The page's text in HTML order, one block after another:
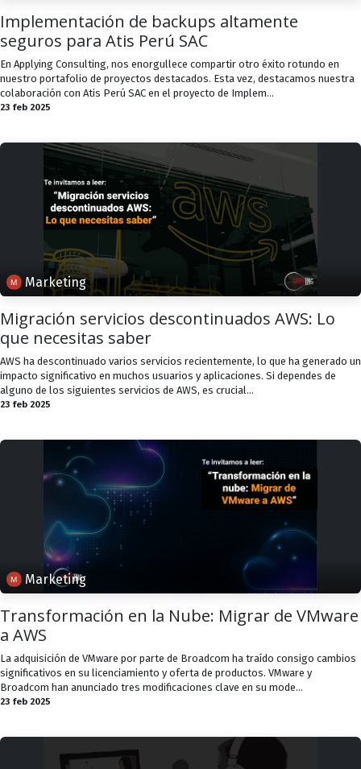
Implementación de backups altamente
seguros para Atis Perú SAC
En Applying Consulting, nos enorgullece compartir otro éxito rotundo en
nuestro portafolio de proyectos destacados. Esta vez, destacamos nuestra
colaboración con Atis Perú SAC en el proyecto de Implem...
23 feb 2025
Marketing
Migración servicios descontinuados AWS: Lo
que necesitas saber
AWS ha descontinuado varios servicios recientemente, lo que ha generado un
impacto significativo en muchos usuarios y aplicaciones. Si dependes de
alguno de los siguientes servicios de AWS, es crucial...
23 feb 2025
Marketing
Transformación en la Nube: Migrar de VMware
a AWS
La adquisición de VMware por parte de Broadcom ha traído consigo cambios
significativos en su licenciamiento y oferta de productos. VMware y
Broadcom han anunciado tres modificaciones clave en su mode...
23 feb 2025